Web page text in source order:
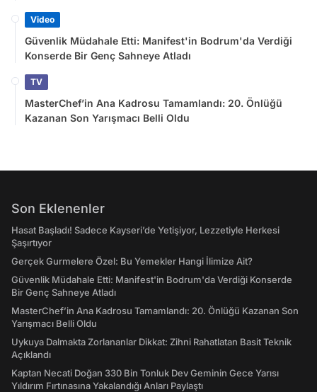
Video
Güvenlik Müdahale Etti: Manifest'in Bodrum'da Verdiği
Konserde Bir Genç Sahneye Atladı
TV
MasterChef’in Ana Kadrosu Tamamlandı: 20. Önlüğü
Kazanan Son Yarışmacı Belli Oldu
Son Eklenenler
Hasat Başladı! Sadece Kayseri’de Yetişiyor, Lezzetiyle Herkesi
Şaşırtıyor
Gerçek Gurmelere Özel: Bu Yemekler Hangi İlimize Ait?
Güvenlik Müdahale Etti: Manifest'in Bodrum'da Verdiği Konserde
Bir Genç Sahneye Atladı
MasterChef’in Ana Kadrosu Tamamlandı: 20. Önlüğü Kazanan Son
Yarışmacı Belli Oldu
Uykuya Dalmakta Zorlananlar Dikkat: Zihni Rahatlatan Basit Teknik
Açıklandı
Kaptan Necati Doğan 330 Bin Tonluk Dev Geminin Gece Yarısı
Yıldırım Fırtınasına Yakalandığı Anları Paylaştı